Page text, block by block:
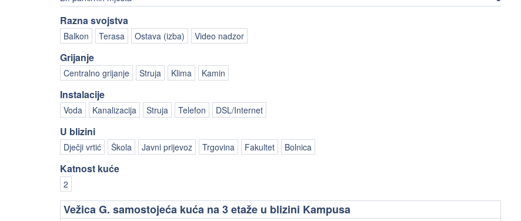
Razna svojstva
Balkon Terasa Ostava (izba) Video nadzor
Grijanje
Centralno grijanje Struja Klima Kamin
Instalacije
Voda Kanalizacija Struja Telefon DSL/Internet
U blizini
Dječji vrtić Škola Javni prijevoz Trgovina Fakultet Bolnica
Katnost kuće
2
Vežica G. samostojeća kuća na 3 etaže u blizini Kampusa